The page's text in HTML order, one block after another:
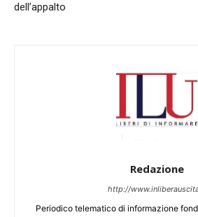
dell’appalto
Redazione
http://
Periodico telematico di informazione